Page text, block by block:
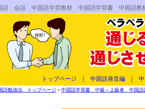
語 会話 中国語学習教材 中国語学習書 中国語
トップページ 中国語発音編
語勉強法 トップページ ＞中国語学習書 中級～上級者 中国語